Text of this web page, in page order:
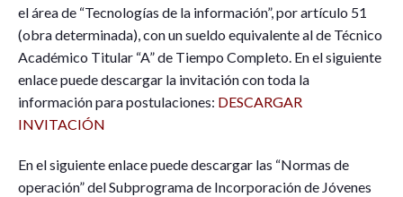
el área de “Tecnologías de la información”, por artículo 51
(obra determinada), con un sueldo equivalente al de Técnico
Académico Titular “A” de Tiempo Completo. En el siguiente
enlace puede descargar la invitación con toda la
información para postulaciones: DESCARGAR
INVITACIÓN
En el siguiente enlace puede descargar las “Normas de
operación” del Subprograma de Incorporación de Jóvenes